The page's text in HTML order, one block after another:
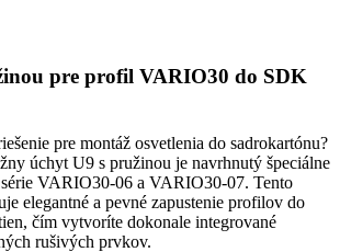
pre profil VARIO30 do SDK
pre montáž osvetlenia do sadrokartónu?
úchyt U9 s pružinou je navrhnutý špeciálne
VARIO30-06 a VARIO30-07. Tento
elegantné a pevné zapustenie profilov do
čím vytvoríte dokonale integrované
rušivých prvkov.